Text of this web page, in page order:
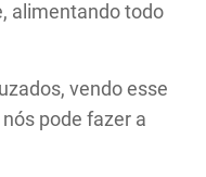
alimentando todo
vendo esse
pode fazer a